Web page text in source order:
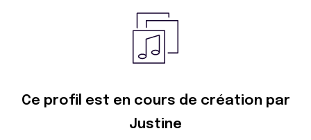
Ce profil est en cours de création par
Justine